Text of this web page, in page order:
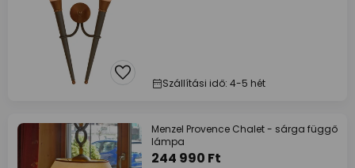
Szállítási idő: 4-5 hét
Menzel Provence Chalet - sárga függő
lámpa
244 990 Ft